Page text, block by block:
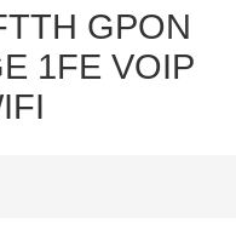
GPON
1FE VOIP